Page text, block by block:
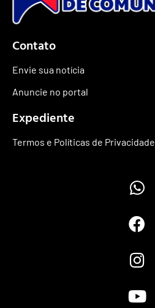
Contato
Envie sua notícia
Anuncie no portal
Expediente
Termos e Políticas de Privacidade